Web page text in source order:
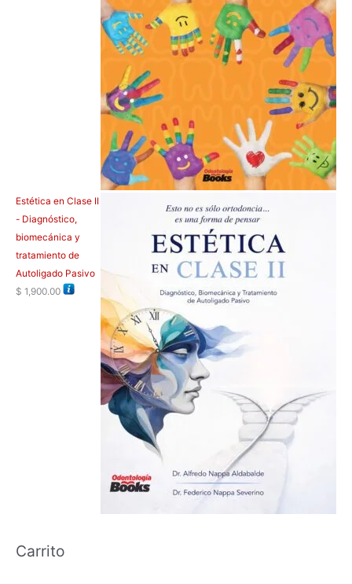
Estética en Clase II
- Diagnóstico,
biomecánica y
tratamiento de
Autoligado Pasivo
$ 1,900.00
Carrito